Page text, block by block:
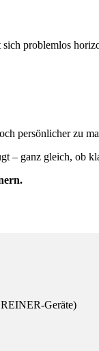
problemlos
persönlicher zu
– ganz gleich, ob
Geräte)